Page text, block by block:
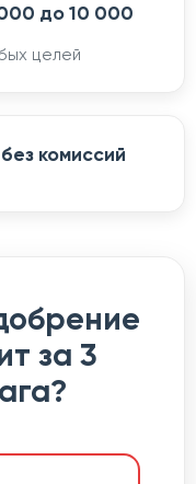
до 10 000
целей
комиссий
за 3